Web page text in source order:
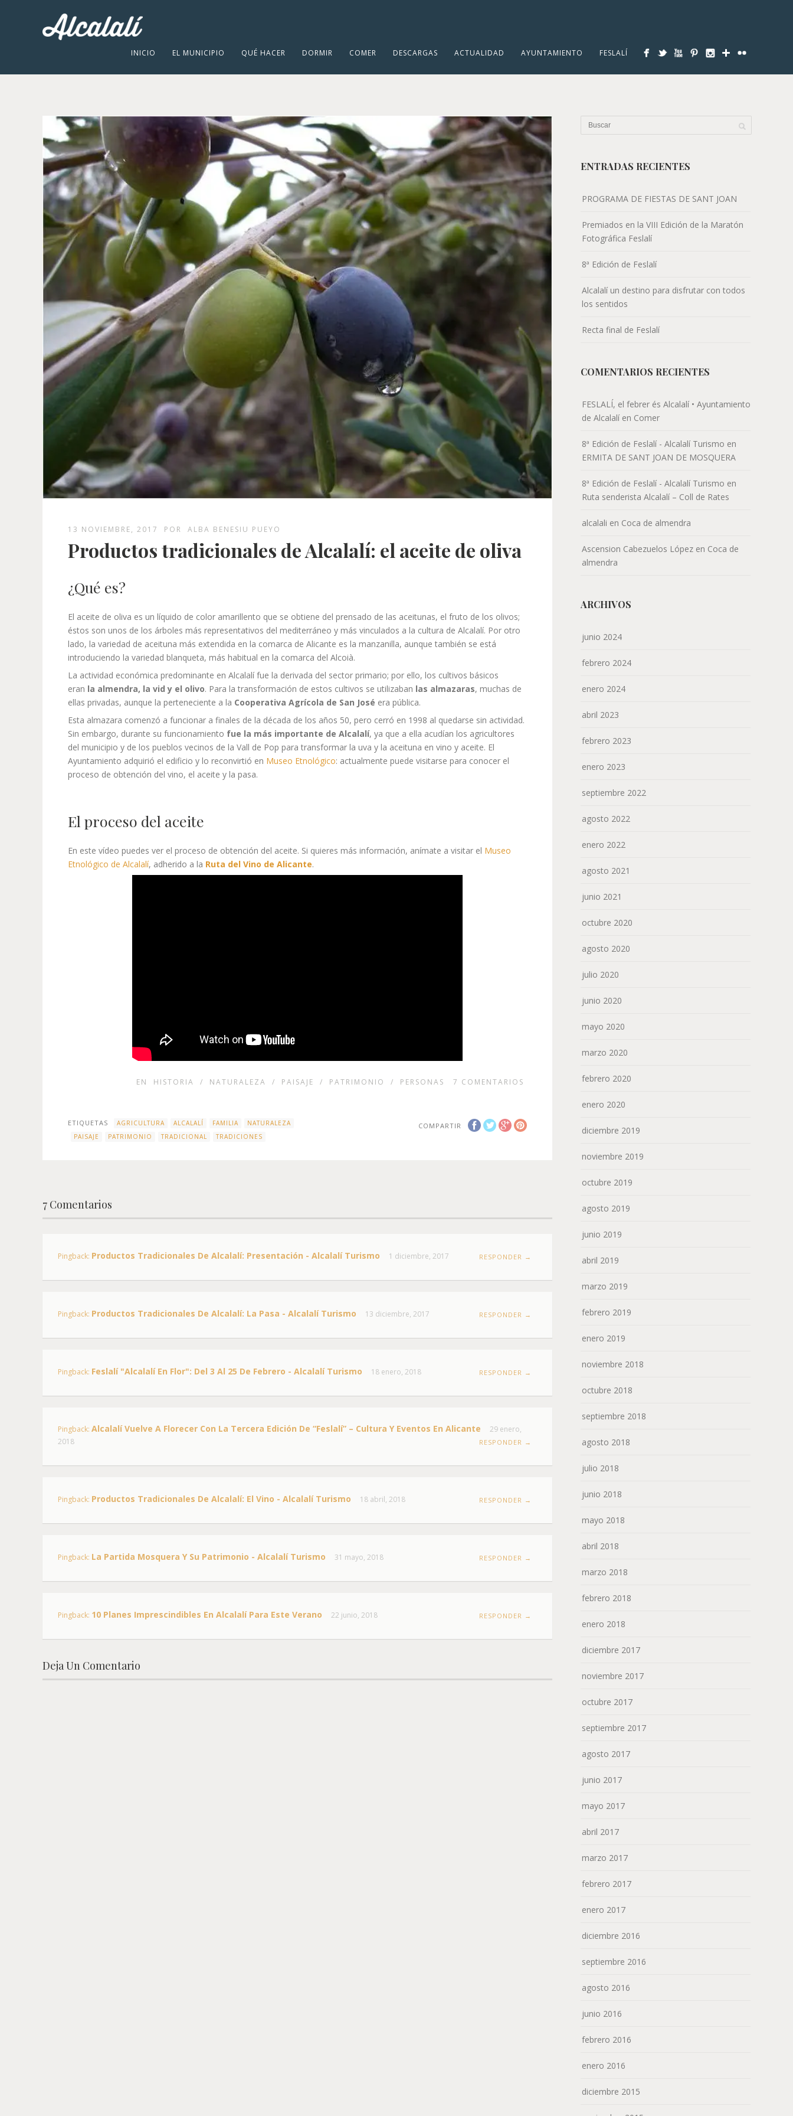
INICIO EL MUNICIPIO QUÉ HACER DORMIR COMER DESCARGAS ACTUALIDAD AYUNTAMIENTO FESLALÍ
13 NOVIEMBRE, 2017 POR ALBA BENESIU PUEYO
Productos tradicionales de Alcalalí: el aceite de oliva
¿Qué es?
El aceite de oliva es un líquido de color amarillento que se obtiene del prensado de las aceitunas, el fruto de los olivos;
éstos son unos de los árboles más representativos del mediterráneo y más vinculados a la cultura de Alcalalí. Por otro
lado, la variedad de aceituna más extendida en la comarca de Alicante es la manzanilla, aunque también se está
introduciendo la variedad blanqueta, más habitual en la comarca del Alcoià.
La actividad económica predominante en Alcalalí fue la derivada del sector primario; por ello, los cultivos básicos
eran la almendra, la vid y el olivo. Para la transformación de estos cultivos se utilizaban las almazaras, muchas de
ellas privadas, aunque la perteneciente a la Cooperativa Agrícola de San José era pública.
Esta almazara comenzó a funcionar a finales de la década de los años 50, pero cerró en 1998 al quedarse sin actividad.
Sin embargo, durante su funcionamiento fue la más importante de Alcalalí, ya que a ella acudían los agricultores
del municipio y de los pueblos vecinos de la Vall de Pop para transformar la uva y la aceituna en vino y aceite. El
Ayuntamiento adquirió el edificio y lo reconvirtió en Museo Etnológico: actualmente puede visitarse para conocer el
proceso de obtención del vino, el aceite y la pasa.
El proceso del aceite
En este vídeo puedes ver el proceso de obtención del aceite. Si quieres más información, anímate a visitar el Museo
Etnológico de Alcalalí, adherido a la Ruta del Vino de Alicante.
EN HISTORIA / NATURALEZA / PAISAJE / PATRIMONIO / PERSONAS 7 COMENTARIOS
COMPARTIR
ETIQUETAS AGRICULTURA ALCALALÍ FAMILIA
NATURALEZA
PAISAJE
PATRIMONIO TRADICIONAL TRADICIONES
7 Comentarios
Pingback: Productos Tradicionales De Alcalalí: Presentación - Alcalalí Turismo 1 diciembre, 2017 RESPONDER →
Pingback: Productos Tradicionales De Alcalalí: La Pasa - Alcalalí Turismo 13 diciembre, 2017 RESPONDER →
Pingback: Feslalí "Alcalalí En Flor": Del 3 Al 25 De Febrero - Alcalalí Turismo 18 enero, 2018 RESPONDER →
Pingback: Alcalalí Vuelve A Florecer Con La Tercera Edición De “Feslalí” – Cultura Y Eventos En Alicante
29 enero,
2018
RESPONDER →
Pingback: Productos Tradicionales De Alcalalí: El Vino - Alcalalí Turismo 18 abril, 2018 RESPONDER →
Pingback: La Partida Mosquera Y Su Patrimonio - Alcalalí Turismo 31 mayo, 2018 RESPONDER →
Pingback: 10 Planes Imprescindibles En Alcalalí Para Este Verano 22 junio, 2018 RESPONDER →
Deja Un Comentario
ENTRADAS RECIENTES
PROGRAMA DE FIESTAS DE SANT JOAN
Premiados en la VIII Edición de la Maratón
Fotográfica Feslalí
8ª Edición de Feslalí
Alcalalí un destino para disfrutar con todos
los sentidos
Recta final de Feslalí
COMENTARIOS RECIENTES
FESLALÍ, el febrer és Alcalalí • Ayuntamiento
de Alcalalí en Comer
8ª Edición de Feslalí - Alcalalí Turismo en
ERMITA DE SANT JOAN DE MOSQUERA
8ª Edición de Feslalí - Alcalalí Turismo en
Ruta senderista Alcalalí – Coll de Rates
alcalali en Coca de almendra
Ascension Cabezuelos López en Coca de
almendra
ARCHIVOS
junio 2024
febrero 2024
enero 2024
abril 2023
febrero 2023
enero 2023
septiembre 2022
agosto 2022
enero 2022
agosto 2021
junio 2021
octubre 2020
agosto 2020
julio 2020
junio 2020
mayo 2020
marzo 2020
febrero 2020
enero 2020
diciembre 2019
noviembre 2019
octubre 2019
agosto 2019
junio 2019
abril 2019
marzo 2019
febrero 2019
enero 2019
noviembre 2018
octubre 2018
septiembre 2018
agosto 2018
julio 2018
junio 2018
mayo 2018
abril 2018
marzo 2018
febrero 2018
enero 2018
diciembre 2017
noviembre 2017
octubre 2017
septiembre 2017
agosto 2017
junio 2017
mayo 2017
abril 2017
marzo 2017
febrero 2017
enero 2017
diciembre 2016
septiembre 2016
agosto 2016
junio 2016
febrero 2016
enero 2016
diciembre 2015